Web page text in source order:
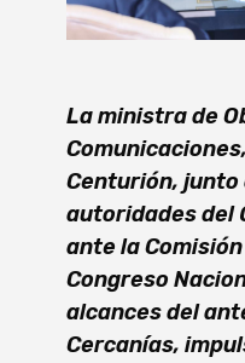
La ministra de
Centurión,
autoridades del
ante la
Congreso
alcances del
Cercanías,